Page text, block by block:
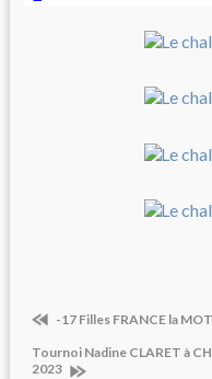
-17 Filles FRANCE la
Tournoi Nadine CLARET à
2023